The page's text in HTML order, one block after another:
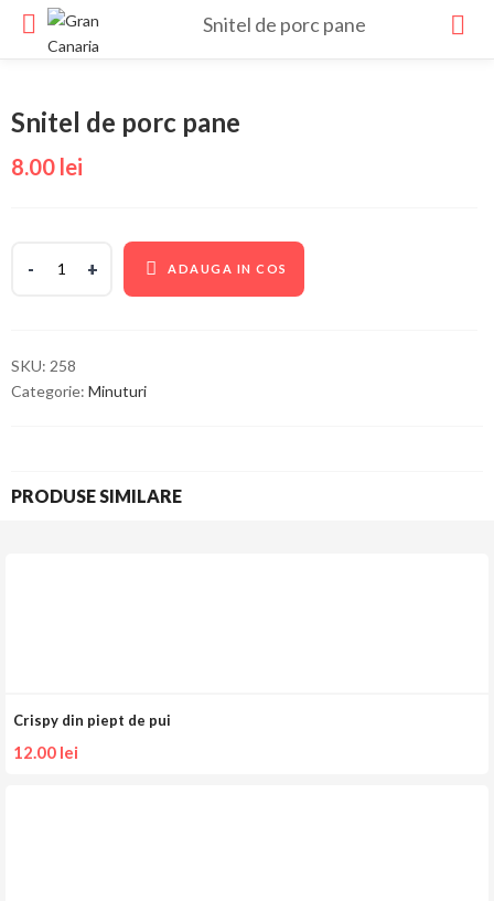
Snitel de porc pane
Snitel de porc pane
8.00 lei
ADAUGA IN COS
SKU: 258
Categorie: Minuturi
PRODUSE SIMILARE
Crispy din piept de pui
12.00 lei